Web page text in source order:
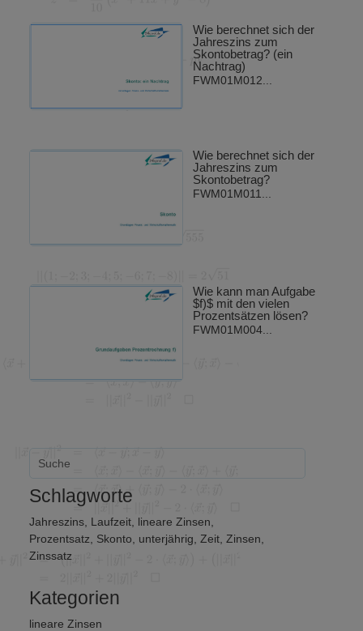
Wie berechnet sich der
Jahreszins zum
Skontobetrag? (ein
Nachtrag)
FWM01M012...
Wie berechnet sich der
Jahreszins zum
Skontobetrag?
FWM01M011...
Wie kann man Aufgabe
$f)$ mit den vielen
Prozentsätzen lösen?
FWM01M004...
Schlagworte
Jahreszins, Laufzeit, lineare Zinsen
Prozentsatz
Skonto unterjährig Zeit, Zinsen
Zinssatz
Kategorien
lineare Zinsen